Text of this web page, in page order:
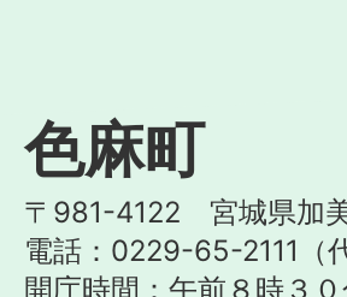
色麻町
〒981-4122 宮城県加
電話：0229-65-2111
開庁時間：午前８時３